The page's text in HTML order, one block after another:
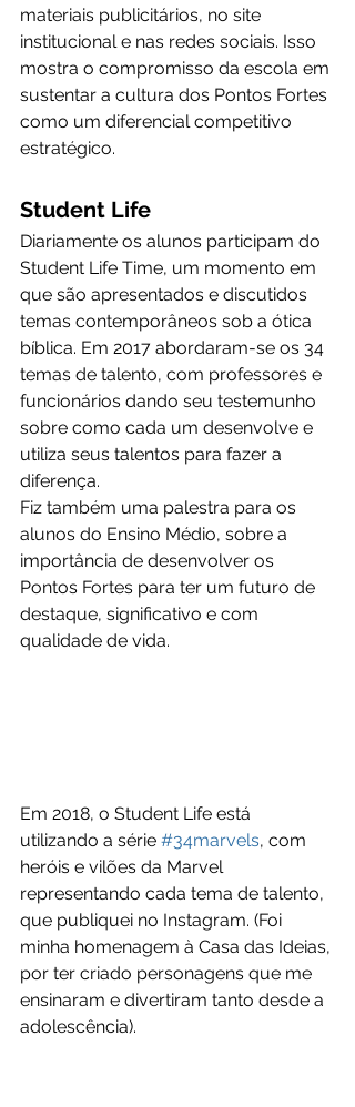
materiais publicitários, no site
institucional e nas redes sociais. Isso
mostra o compromisso da escola em
sustentar a cultura dos Pontos Fortes
como um diferencial competitivo
estratégico.
Student Life
Diariamente os alunos participam do
Student Life Time, um momento em
que são apresentados e discutidos
temas contemporâneos sob a ótica
bíblica. Em 2017 abordaram-se os 34
temas de talento, com professores e
funcionários dando seu testemunho
sobre como cada um desenvolve e
utiliza seus talentos para fazer a
diferença.
Fiz também uma palestra para os
alunos do Ensino Médio, sobre a
importância de desenvolver os
Pontos Fortes para ter um futuro de
destaque, significativo e com
qualidade de vida.
Em 2018, o Student Life está
utilizando a série #34marvels, com
heróis e vilões da Marvel
representando cada tema de talento,
que publiquei no Instagram. (Foi
minha homenagem à Casa das Ideias,
por ter criado personagens que me
ensinaram e divertiram tanto desde a
adolescência).